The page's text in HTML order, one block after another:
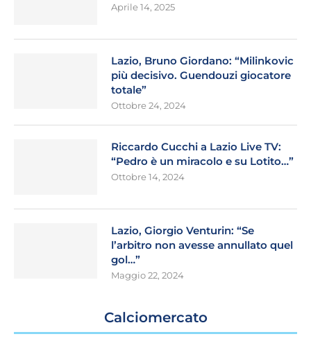
Aprile 14, 2025
Lazio, Bruno Giordano: “Milinkovic
più decisivo. Guendouzi giocatore
totale”
Ottobre 24, 2024
Riccardo Cucchi a Lazio Live TV:
“Pedro è un miracolo e su Lotito…”
Ottobre 14, 2024
Lazio, Giorgio Venturin: “Se
l’arbitro non avesse annullato quel
gol…”
Maggio 22, 2024
Calciomercato